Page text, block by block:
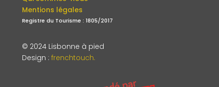
Mentions légales
Registre du Tourisme : 1805/2017
© 2024 Lisbonne à pied
Design : frenchtouch.